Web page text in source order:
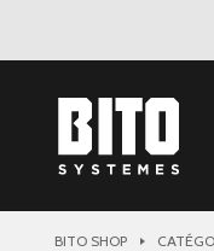
BITO SHOP